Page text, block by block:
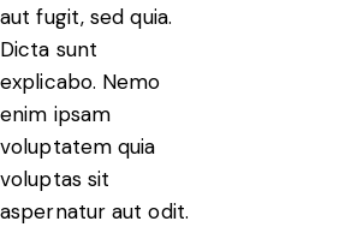
aut fugit, sed quia.
Dicta sunt
explicabo. Nemo
enim ipsam
voluptatem quia
voluptas sit
aspernatur aut odit.